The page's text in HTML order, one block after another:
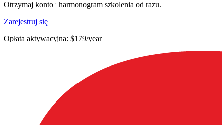
Otrzymaj konto i harmonogram szkolenia od razu.
Zarejestruj się
Opłata aktywacyjna: $179/year